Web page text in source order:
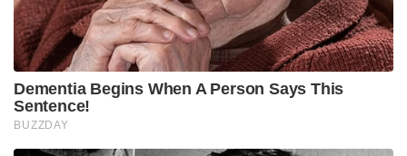
കിലോമീറ്റർ റേഞ്ചും ആയുധം ഘടിപ്പിക്കാനുള്ള 11
ഹാർഡ്‌പോയിന്റുകളും DRDO നിർമ്മിക്കുന്ന
പുതുതലമുറ ഉത്തം AESA റഡാറും ഒക്കെയായി ഒരു
മികച്ച വിമാനമായിത്തന്നെയാണ് MWFനെയും
വികസിപ്പിച്ചു വരുന്നത്.
ഘാതക്